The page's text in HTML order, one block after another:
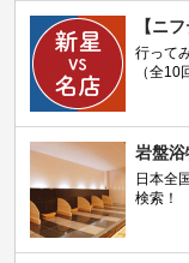
【ニ
行って
（全10
岩盤浴
日本全
検索！